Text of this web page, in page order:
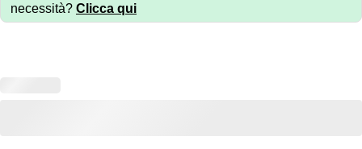
necessità? Clicca qui